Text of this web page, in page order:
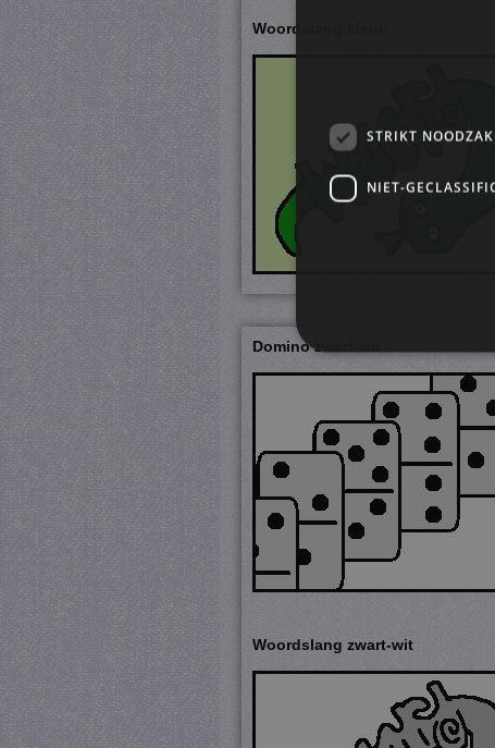
Woordslang kleur
Domino zwart-wit
Woordslang zwart-wit
STRIKT
NIET-
Strikt noodzakelijke
website kan niet goed
Naam
CookieScriptConsent
PHPSESSID